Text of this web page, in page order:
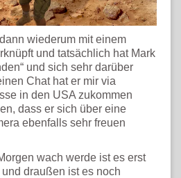
wiederum mit einem
und tatsächlich hat Mark
und sich sehr darüber
Chat hat er mir via
in den USA zukommen
dass er sich über eine
ebenfalls sehr freuen
wach werde ist es erst
draußen ist es noch